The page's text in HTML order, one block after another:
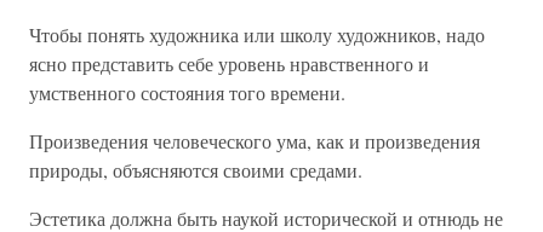
Чтобы понять художника или школу художников, надо
ясно представить себе уровень нравственного и
умственного состояния того времени.
Произведения человеческого ума, как и произведения
природы, объясняются своими средами.
Эстетика должна быть наукой исторической и отнюдь не